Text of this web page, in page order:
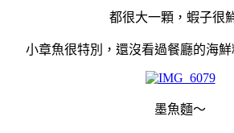
都很大一顆，蝦子很
小章魚很特別，還沒看過餐廳的海
墨魚麵～